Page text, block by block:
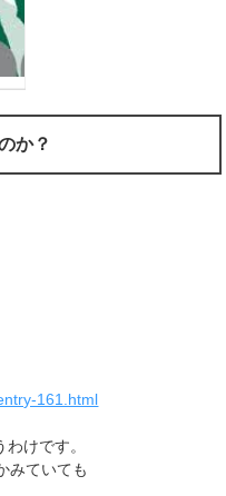
か？
161.html
けです。
みていても